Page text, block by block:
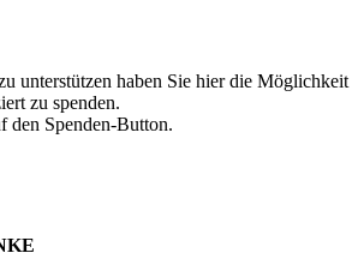
unterstützen haben Sie hier die Möglichkeit
zu spenden.
den Spenden-Button.